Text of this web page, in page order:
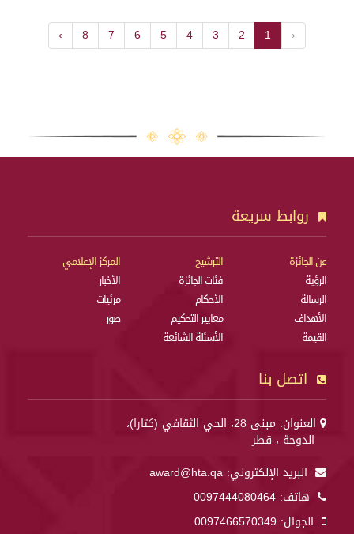
‹
1
2
3
4
5
6
7
8
›
روابط سريعة
عن الجائزة
الرؤية
الرسالة
الأهداف
القيمة
الترشيح
فئات الجائزة
الأحكام
معايير التحكيم
الأسئلة الشائعة
المركز الإعلامي
الأخبار
مرئيات
صور
اتصل بنا
العنوان: مبنى 28، الحي الثقافي (كتارا)،
الدوحة ، قطر
البريد الإلكتروني: award@hta.qa
هاتف: 0097444080464
الجوال: 0097466570349